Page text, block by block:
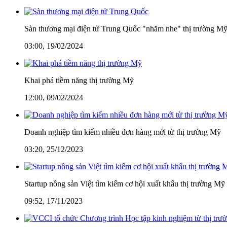
Sàn thương mại điện tử Trung Quốc "nhăm nhe" thị trường Mỹ
03:00, 19/02/2024
Khai phá tiềm năng thị trường Mỹ
12:00, 09/02/2024
Doanh nghiệp tìm kiếm nhiều đơn hàng mới từ thị trường Mỹ
03:20, 25/12/2023
Startup nông sản Việt tìm kiếm cơ hội xuất khẩu thị trường Mỹ
09:52, 17/11/2023